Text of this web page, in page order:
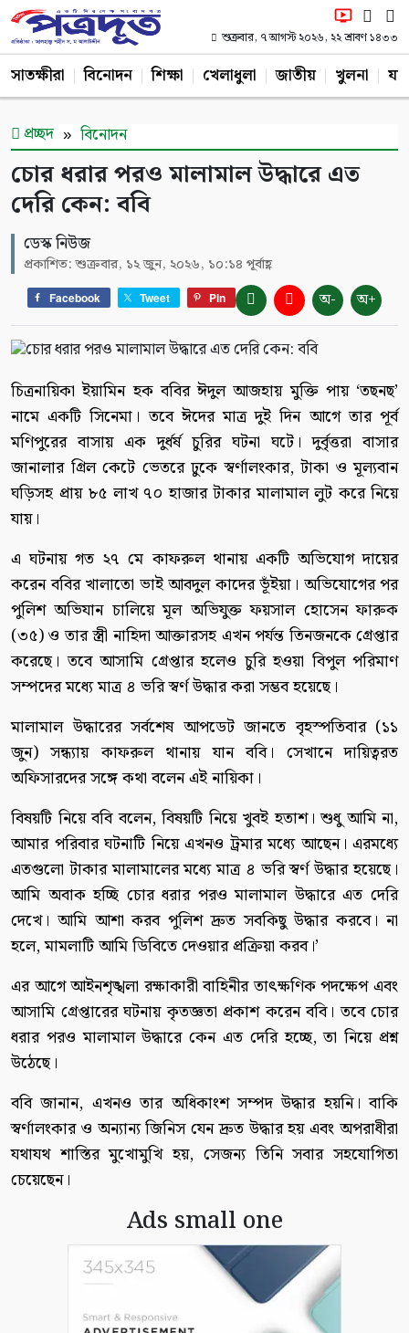
শুক্রবার, ৭ আগস্ট ২০২৬, ২২ শ্রাবণ ১৪৩৩
সাতক্ষীরা বিনোদন শিক্ষা খেলাধুলা জাতীয় খুলনা
প্রচ্ছদ বিনোদন
চোর ধরার পরও মালামাল উদ্ধারে এত
দেরি কেন: ববি
ডেস্ক নিউজ
প্রকাশিত: শুক্রবার, ১২ জুন, ২০২৬, ১০:১৪ পূর্বাহ্ণ
Facebook Tweet Pin অ- অ+
চিত্রনায়িকা ইয়ামিন হক ববির ঈদুল আজহায় মুক্তি পায় ‘তছনছ’
নামে একটি সিনেমা। তবে ঈদের মাত্র দুই দিন আগে তার পূর্ব
মণিপুরের বাসায় এক দুর্ধর্ষ চুরির ঘটনা ঘটে। দুর্বৃত্তরা বাসার
জানালার গ্রিল কেটে ভেতরে ঢুকে স্বর্ণালংকার, টাকা ও মূল্যবান
ঘড়িসহ প্রায় ৮৫ লাখ ৭০ হাজার টাকার মালামাল লুট করে নিয়ে
যায়।
এ ঘটনায় গত ২৭ মে কাফরুল থানায় একটি অভিযোগ দায়ের
করেন ববির খালাতো ভাই আবদুল কাদের ভূঁইয়া। অভিযোগের পর
পুলিশ অভিযান চালিয়ে মূল অভিযুক্ত ফয়সাল হোসেন ফারুক
(৩৫) ও তার স্ত্রী নাহিদা আক্তারসহ এখন পর্যন্ত তিনজনকে গ্রেপ্তার
করেছে। তবে আসামি গ্রেপ্তার হলেও চুরি হওয়া বিপুল পরিমাণ
সম্পদের মধ্যে মাত্র ৪ ভরি স্বর্ণ উদ্ধার করা সম্ভব হয়েছে।
মালামাল উদ্ধারের সর্বশেষ আপডেট জানতে বৃহস্পতিবার (১১
জুন) সন্ধ্যায় কাফরুল থানায় যান ববি। সেখানে দায়িত্বরত
অফিসারদের সঙ্গে কথা বলেন এই নায়িকা।
বিষয়টি নিয়ে ববি বলেন, বিষয়টি নিয়ে খুবই হতাশ। শুধু আমি না,
আমার পরিবার ঘটনাটি নিয়ে এখনও ট্রমার মধ্যে আছেন। এরমধ্যে
এতগুলো টাকার মালামালের মধ্যে মাত্র ৪ ভরি স্বর্ণ উদ্ধার হয়েছে।
আমি অবাক হচ্ছি চোর ধরার পরও মালামাল উদ্ধারে এত দেরি
দেখে। আমি আশা করব পুলিশ দ্রুত সবকিছু উদ্ধার করবে। না
হলে, মামলাটি আমি ডিবিতে দেওয়ার প্রক্রিয়া করব।’
এর আগে আইনশৃঙ্খলা রক্ষাকারী বাহিনীর তাৎক্ষণিক পদক্ষেপ এবং
আসামি গ্রেপ্তারের ঘটনায় কৃতজ্ঞতা প্রকাশ করেন ববি। তবে চোর
ধরার পরও মালামাল উদ্ধারে কেন এত দেরি হচ্ছে, তা নিয়ে প্রশ্ন
উঠেছে।
ববি জানান, এখনও তার অধিকাংশ সম্পদ উদ্ধার হয়নি। বাকি
স্বর্ণালংকার ও অন্যান্য জিনিস যেন দ্রুত উদ্ধার হয় এবং অপরাধীরা
যথাযথ শাস্তির মুখোমুখি হয়, সেজন্য তিনি সবার সহযোগিতা
চেয়েছেন।
Ads small one